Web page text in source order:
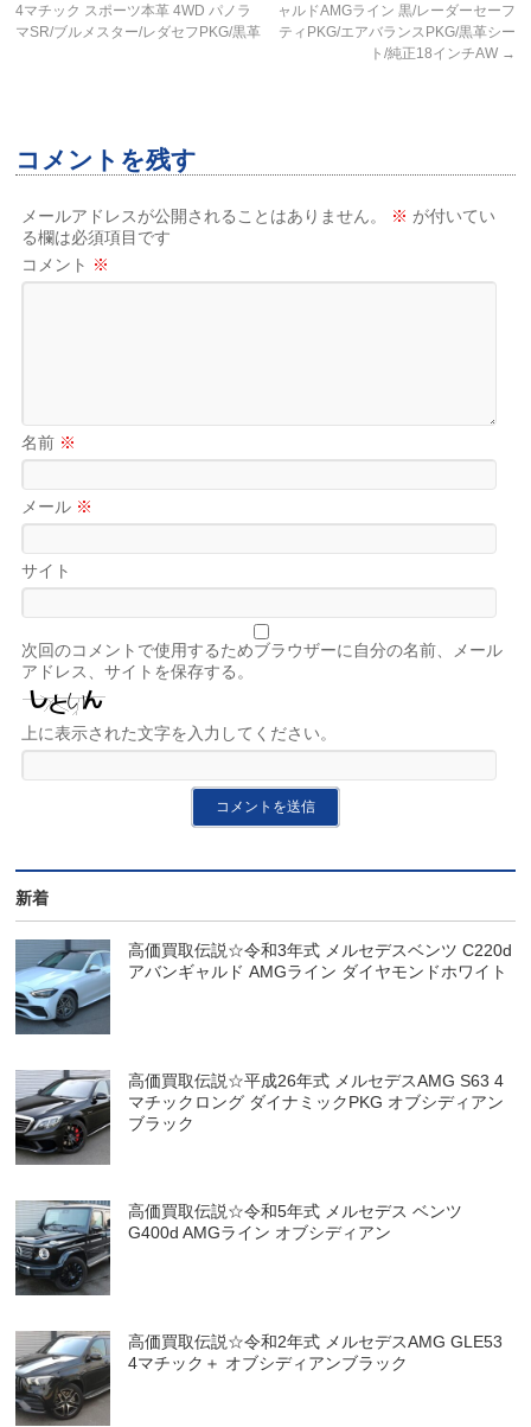
4マチック スポーツ本革 4WD パノラ
マSR/ブルメスター/レダセフPKG/黒革
ャルドAMGライン 黒/レーダーセーフ
ティPKG/エアバランスPKG/黒革シー
ト/純正18インチAW →
コメントを残す
メールアドレスが公開されることはありません。 ※ が付いてい
る欄は必須項目です
コメント ※
名前 ※
メール ※
サイト
次回のコメントで使用するためブラウザーに自分の名前、メール
アドレス、サイトを保存する。
上に表示された文字を入力してください。
新着
高価買取伝説☆令和3年式 メルセデスベンツ C220d
アバンギャルド AMGライン ダイヤモンドホワイト
高価買取伝説☆平成26年式 メルセデスAMG S63 4
マチックロング ダイナミックPKG オブシディアン
ブラック
高価買取伝説☆令和5年式 メルセデス ベンツ
G400d AMGライン オブシディアン
高価買取伝説☆令和2年式 メルセデスAMG GLE53
4マチック＋ オブシディアンブラック